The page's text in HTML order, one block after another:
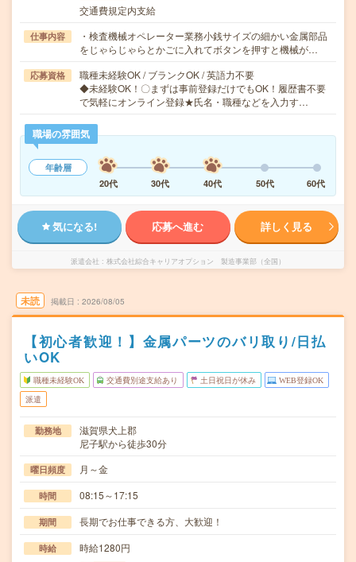
交通費規定内支給
仕事内容
・検査機械オペレーター業務小銭サイズの細かい金属部品
をじゃらじゃらとかごに入れてボタンを押すと機械が…
応募資格
職種未経験OK / ブランクOK / 英語力不要
◆未経験OK！〇まずは事前登録だけでもOK！履歴書不要
で気軽にオンライン登録★氏名・職種などを入力す…
職場の雰囲気
年齢層
20代
30代 40代 50代 60代
気になる! 応募へ進む 詳しく見る
派遣会社 株式会社綜合キャリアオプション 製造事業部（全国）
未読 掲載日 2026/08/05
【初心者歓迎！】金属パーツのバリ取り/日払
いOK
職種未経験OK 交通費別途支給あり 土日祝日が休み WEB登録OK
派遣
勤務地
滋賀県犬上郡
尼子駅から徒歩30分
曜日頻度 月～金
時間 08:15～17:15
期間 長期でお仕事できる方、大歓迎！
時給 時給1280円